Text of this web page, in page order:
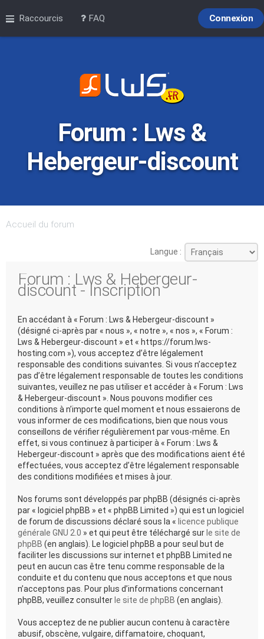
Raccourcis FAQ Connexion
Forum : Lws &
Hebergeur-discount
Accueil du forum
Langue :
Forum : Lws & Hebergeur-
discount - Inscription
En accédant à « Forum : Lws & Hebergeur-discount »
(désigné ci-après par « nous », « notre », « nos », « Forum :
Lws & Hebergeur-discount » et « https://forum.lws-
hosting.com »), vous acceptez d’être légalement
responsable des conditions suivantes. Si vous n’acceptez
pas d’être légalement responsable de toutes les conditions
suivantes, veuillez ne pas utiliser et accéder à « Forum : Lws
& Hebergeur-discount ». Nous pouvons modifier ces
conditions à n’importe quel moment et nous essaierons de
vous informer de ces modifications, bien que nous vous
conseillons de vérifier régulièrement par vous-même. En
effet, si vous continuez à participer à « Forum : Lws &
Hebergeur-discount » après que des modifications aient été
effectuées, vous acceptez d’être légalement responsable
des conditions modifiées et mises à jour.
Nos forums sont développés par phpBB (désignés ci-après
par « logiciel phpBB » et « phpBB Limited ») qui est un logiciel
de forum de discussions déclaré sous la « licence publique
générale GNU 2.0 » et qui peut être téléchargé sur le site de
phpBB (en anglais). Le logiciel phpBB a pour seul but de
faciliter les discussions sur internet et phpBB Limited ne
peut en aucun cas être tenu comme responsable de la
conduite et du contenu que nous acceptons et que nous
n’acceptons pas. Pour plus d’informations concernant
phpBB, veuillez consulter le site de phpBB (en anglais).
Vous acceptez de ne publier aucun contenu à caractère
abusif, obscène, vulgaire, diffamatoire, choquant,